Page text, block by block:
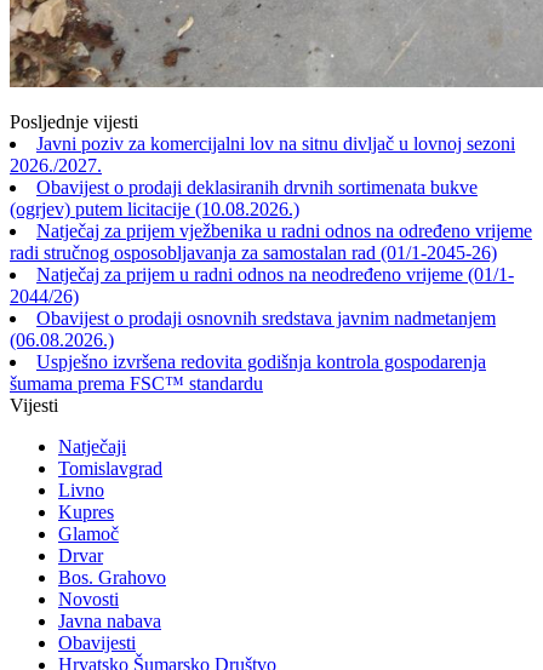
Posljednje vijesti
Javni poziv za komercijalni lov na sitnu divljač u lovnoj sezoni
2026./2027.
Obavijest o prodaji deklasiranih drvnih sortimenata bukve
(ogrjev) putem licitacije (10.08.2026.)
Natječaj za prijem vježbenika u radni odnos na određeno vrijeme
radi stručnog osposobljavanja za samostalan rad (01/1-2045-26)
Natječaj za prijem u radni odnos na neodređeno vrijeme (01/1-
2044/26)
Obavijest o prodaji osnovnih sredstava javnim nadmetanjem
(06.08.2026.)
Uspješno izvršena redovita godišnja kontrola gospodarenja
šumama prema FSC™ standardu
Vijesti
Natječaji
Tomislavgrad
Livno
Kupres
Glamoč
Drvar
Bos. Grahovo
Novosti
Javna nabava
Obavijesti
Hrvatsko Šumarsko Društvo